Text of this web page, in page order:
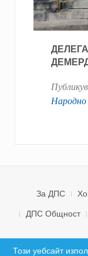
Народно
За ДПС
ДПС Общност
© 2026 ДПС
Този уебсайт